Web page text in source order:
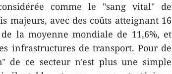
comme le "sang vital" de
majeurs, avec des coûts atteignant 16
la moyenne mondiale de 11,6%, et
infrastructures de transport. Pour de
de ce secteur n'est plus une simple